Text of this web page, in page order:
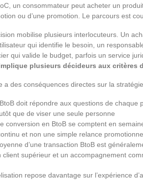
un consommateur peut acheter un
ou d’une promotion. Le parcours est
mobilise plusieurs interlocuteurs. Un
qui identifie le besoin, un
qui valide le budget, parfois un service
plusieurs décideurs aux critères
a des conséquences directes sur la
doit répondre aux questions de chaque
que de viser une seule personne
conversion en BtoB se comptent en
et non une simple relance
d’une transaction BtoB est
client supérieur et un accompagnement
repose davantage sur l’expérience